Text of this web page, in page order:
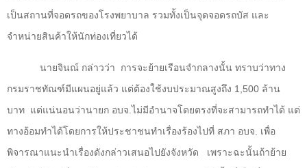
เป็นสถานที่จอดรถของโรงพยาบาล รวมทั้งเป็นจุดจอดรถบัส และ
จำหน่ายสินค้าให้นักท่องเที่ยวได้
นายจินณ์ กล่าวว่า
การจะย้ายเรือนจำกลางนั้น ทราบว่าทาง
กรมราชทัณฑ์มีแผนอยู่แล้ว แต่ต้องใช้งบประมาณสูงถึง 1,500 ล้าน
บาท แต่แน่นอนว่านายก อบจ.ไม่มีอำนาจโดยตรงที่จะสามารถทำได้ แต่
ทางอ้อมทำได้โดยการให้ประชาชนทำเรื่องร้องไปที่ สภา อบจ. เพื่อ
พิจารณาแนะนำเรื่องดังกล่าวเสนอไปยังจังหวัด
เพราะฉะนั้นถ้าย้าย